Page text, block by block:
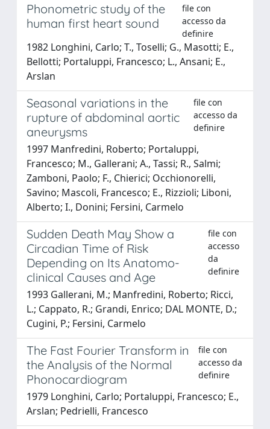
Phonometric study of the
human first heart sound
file con
accesso da
definire
1982 Longhini, Carlo; T., Toselli; G., Masotti; E.,
Bellotti; Portaluppi, Francesco; L., Ansani; E.,
Arslan
Seasonal variations in the
rupture of abdominal aortic
aneurysms
file con
accesso da
definire
1997 Manfredini, Roberto; Portaluppi,
Francesco; M., Gallerani; A., Tassi; R., Salmi;
Zamboni, Paolo; F., Chierici; Occhionorelli,
Savino; Mascoli, Francesco; E., Rizzioli; Liboni,
Alberto; I., Donini; Fersini, Carmelo
Sudden Death May Show a
Circadian Time of Risk
Depending on Its Anatomo-
clinical Causes and Age
file con
accesso
da
definire
1993 Gallerani, M.; Manfredini, Roberto; Ricci,
L.; Cappato, R.; Grandi, Enrico; DAL MONTE, D.;
Cugini, P.; Fersini, Carmelo
The Fast Fourier Transform in
the Analysis of the Normal
Phonocardiogram
file con
accesso da
definire
1979 Longhini, Carlo; Portaluppi, Francesco; E.,
Arslan; Pedrielli, Francesco